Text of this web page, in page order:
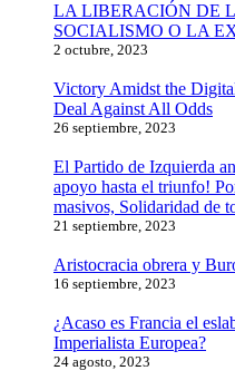
LA LIBERACIÓN DE
SOCIALISMO O LA
2 octubre, 2023
Victory Amidst the
Deal Against All Odds
26 septiembre, 2023
El Partido de Izquierda
apoyo hasta el triunfo!
masivos, Solidaridad de
21 septiembre, 2023
Aristocracia obrera y
16 septiembre, 2023
¿Acaso es Francia el
Imperialista Europea?
24 agosto, 2023